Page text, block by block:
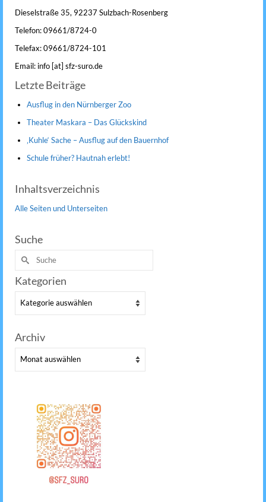
Dieselstraße 35, 92237 Sulzbach-Rosenberg
Telefon: 09661/8724-0
Telefax: 09661/8724-101
Email: info [at] sfz-suro.de
Letzte Beiträge
Ausflug in den Nürnberger Zoo
Theater Maskara – Das Glückskind
‚Kuhle‘ Sache – Ausflug auf den Bauernhof
Schule früher? Hautnah erlebt!
Inhaltsverzeichnis
Alle Seiten und Unterseiten
Suche
Suche
nach:
Kategorien
Kategorien
Archiv
Archiv